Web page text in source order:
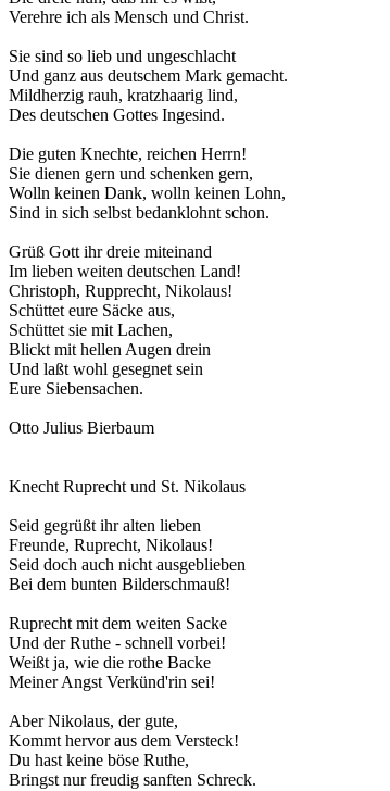
Verehre ich als Mensch und Christ.
Sie sind so lieb und ungeschlacht
Und ganz aus deutschem Mark gemacht.
Mildherzig rauh, kratzhaarig lind,
Des deutschen Gottes Ingesind.
Die guten Knechte, reichen Herrn!
Sie dienen gern und schenken gern,
Wolln keinen Dank, wolln keinen Lohn,
Sind in sich selbst bedanklohnt schon.
Grüß Gott ihr dreie miteinand
Im lieben weiten deutschen Land!
Christoph, Rupprecht, Nikolaus!
Schüttet eure Säcke aus,
Schüttet sie mit Lachen,
Blickt mit hellen Augen drein
Und laßt wohl gesegnet sein
Eure Siebensachen.
Otto Julius Bierbaum
Knecht Ruprecht und St. Nikolaus
Seid gegrüßt ihr alten lieben
Freunde, Ruprecht, Nikolaus!
Seid doch auch nicht ausgeblieben
Bei dem bunten Bilderschmauß!
Ruprecht mit dem weiten Sacke
Und der Ruthe - schnell vorbei!
Weißt ja, wie die rothe Backe
Meiner Angst Verkünd'rin sei!
Aber Nikolaus, der gute,
Kommt hervor aus dem Versteck!
Du hast keine böse Ruthe,
Bringst nur freudig sanften Schreck.